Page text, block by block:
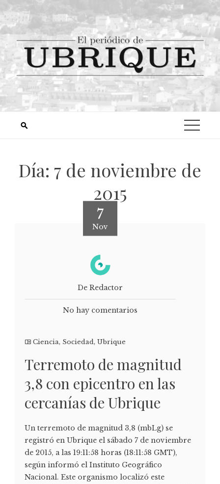
Día: 7 de noviembre de
2015
7
Nov
De Redactor
No hay comentarios
Ciencia, Sociedad, Ubrique
Terremoto de magnitud
3,8 con epicentro en las
cercanías de Ubrique
Un terremoto de magnitud 3,8 (mbLg) se
registró en Ubrique el sábado 7 de noviembre
de 2015, a las 19:11:58 horas (18:11:58 GMT),
según informó el Instituto Geográfico
Nacional. Este organismo localizó este